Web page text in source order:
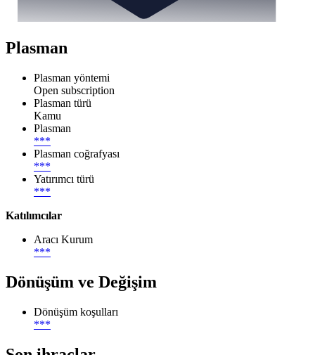
Plasman
Plasman yöntemi
Open subscription
Plasman türü
Kamu
Plasman
***
Plasman coğrafyası
***
Yatırımcı türü
***
Katılımcılar
Aracı Kurum
***
Dönüşüm ve Değişim
Dönüşüm koşulları
***